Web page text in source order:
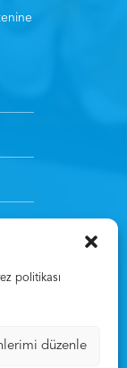
politikası
düzenle